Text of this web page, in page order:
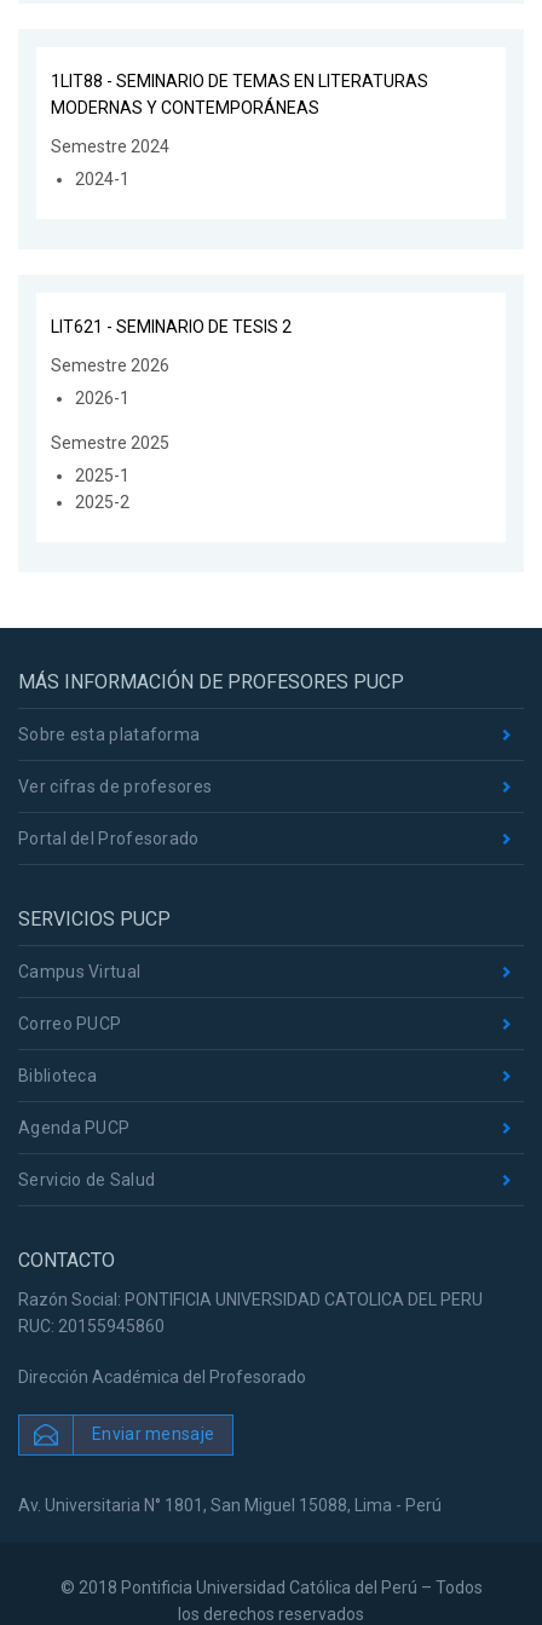
1LIT88 - SEMINARIO DE TEMAS EN LITERATURAS
MODERNAS Y CONTEMPORÁNEAS
Semestre 2024
2024-1
LIT621 - SEMINARIO DE TESIS 2
Semestre 2026
2026-1
Semestre 2025
2025-1
2025-2
MÁS INFORMACIÓN DE PROFESORES PUCP
Sobre esta plataforma
Ver cifras de profesores
Portal del Profesorado
SERVICIOS PUCP
Campus Virtual
Correo PUCP
Biblioteca
Agenda PUCP
Servicio de Salud
CONTACTO
Razón Social: PONTIFICIA UNIVERSIDAD CATOLICA DEL PERU
RUC: 20155945860
Dirección Académica del Profesorado
Enviar mensaje
Av. Universitaria N° 1801, San Miguel 15088, Lima - Perú
© 2018 Pontificia Universidad Católica del Perú – Todos
los derechos reservados